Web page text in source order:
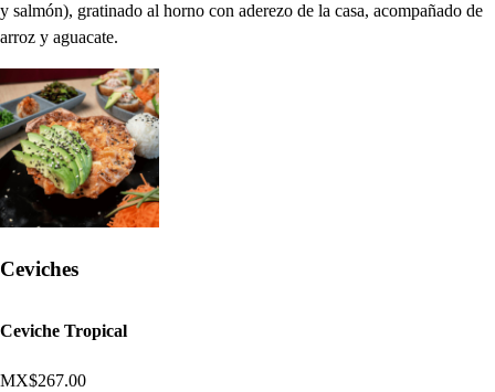
y salmón), gratinado al horno con aderezo de la casa, acompañado de
arroz y aguacate.
Ceviches
Ceviche Tropical
MX$267.00